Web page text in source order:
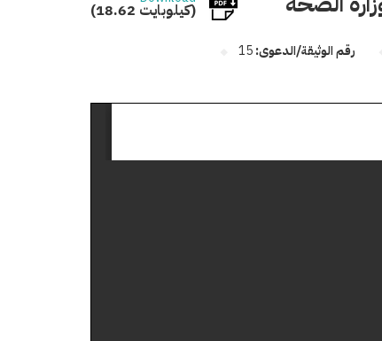
(18.62 كيلوبايت)
رقم الوثيقة/الدعوى:15